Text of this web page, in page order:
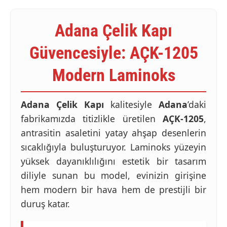
Adana Çelik Kapı
Güvencesiyle: AÇK-1205
Modern Laminoks
Adana Çelik Kapı kalitesiyle Adana’daki
fabrikamızda titizlikle üretilen AÇK-1205,
antrasitin asaletini yatay ahşap desenlerin
sıcaklığıyla buluşturuyor. Laminoks yüzeyin
yüksek dayanıklılığını estetik bir tasarım
diliyle sunan bu model, evinizin girişine
hem modern bir hava hem de prestijli bir
duruş katar.